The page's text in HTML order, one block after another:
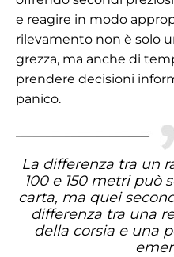
e reagire in modo
rilevamento non è solo
grezza, ma anche di
prendere decisioni
panico.
La differenza tra un
100 e 150 metri può
carta, ma quei
differenza tra una
della corsia e una